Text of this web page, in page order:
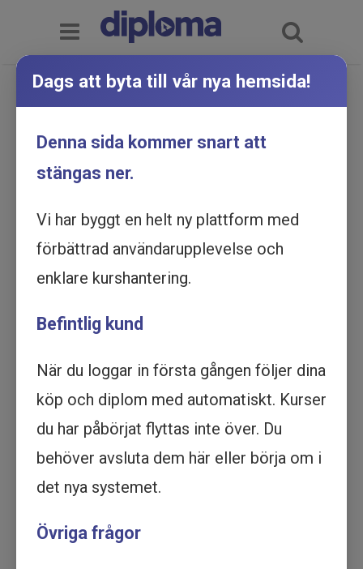
Vi digitaliserar
utbildning
Diploma Group hjälper företag och
organisationer att utbilda sin personal via
verktyg. Vi erbjuder digitala
samt skräddarsydda filmproduktioner för
företag och organisationer.
Vi bygger även skräddarsydda lärportaler där
ni kan ta del av digital utbildning på ett
lättillgängligt och inspirerande sätt.
vår utgångspunkt är att leverera högkvalitativ
Dags att byta till vår nya hemsida!
Denna sida kommer snart att
stängas ner.
Vi har byggt en helt ny plattform med
förbättrad användarupplevelse och
enklare kurshantering.
Befintlig kund
När du loggar in första gången följer dina
köp och diplom med automatiskt. Kurser
du har påbörjat flyttas inte över. Du
behöver avsluta dem här eller börja om i
det nya systemet.
Övriga frågor